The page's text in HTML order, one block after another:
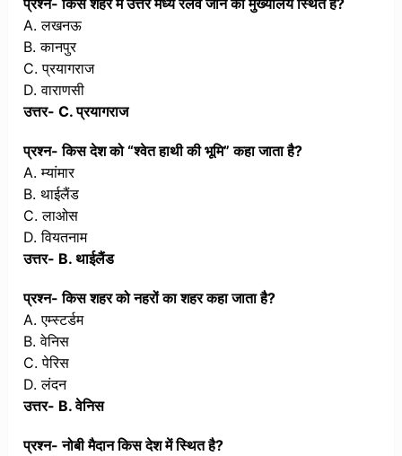
प्रश्न- किस शहर में उत्तर मध्य रेलवे जोन का मुख्यालय स्थित है?
A. लखनऊ
B. कानपुर
C. प्रयागराज
D. वाराणसी
उत्तर- C. प्रयागराज
प्रश्न- किस देश को “श्वेत हाथी की भूमि” कहा जाता है?
A. म्यांमार
B. थाईलैंड
C. लाओस
D. वियतनाम
उत्तर- B. थाईलैंड
प्रश्न- किस शहर को नहरों का शहर कहा जाता है?
A. एम्स्टर्डम
B. वेनिस
C. पेरिस
D. लंदन
उत्तर- B. वेनिस
प्रश्न- नोबी मैदान किस देश में स्थित है?